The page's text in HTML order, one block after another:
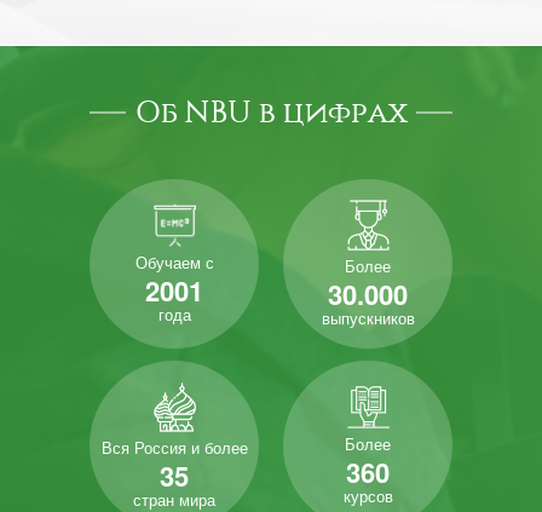
Об NBU в цифрах
Обучаем с
2001
года
Более
30.000
выпускников
Вся Россия и более
35
стран мира
Более
360
курсов